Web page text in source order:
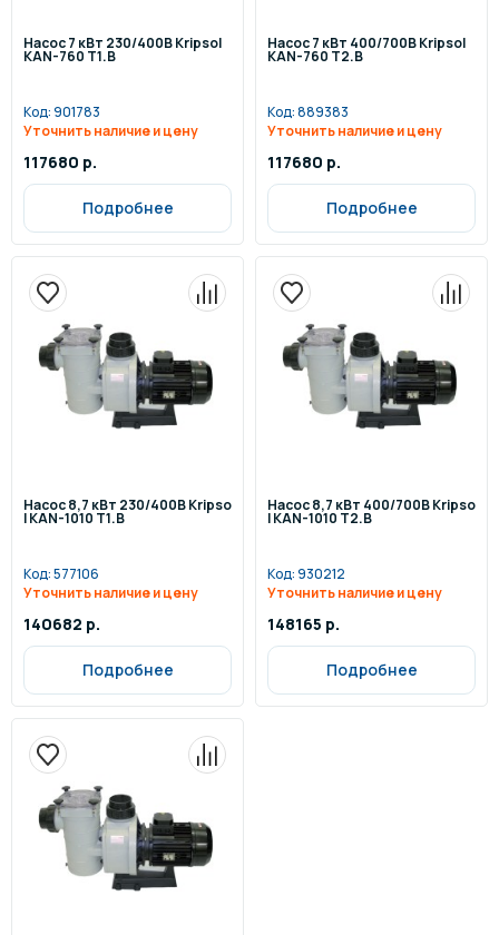
Насос 7 кВт 230/400В Kripsol
KAN-760 Т1.В
Код:901783
Уточнить наличие и цену
117680 р.
Подробнее
Насос 7 кВт 400/700В Kripsol
KAN-760 Т2.В
Код:889383
Уточнить наличие и цену
117680 р.
Подробнее
Насос 8,7 кВт 230/400В Kripso
l KAN-1010 Т1.В
Код:577106
Уточнить наличие и цену
140682 р.
Подробнее
Насос 8,7 кВт 400/700В Kripso
l KAN-1010 Т2.В
Код:930212
Уточнить наличие и цену
148165 р.
Подробнее